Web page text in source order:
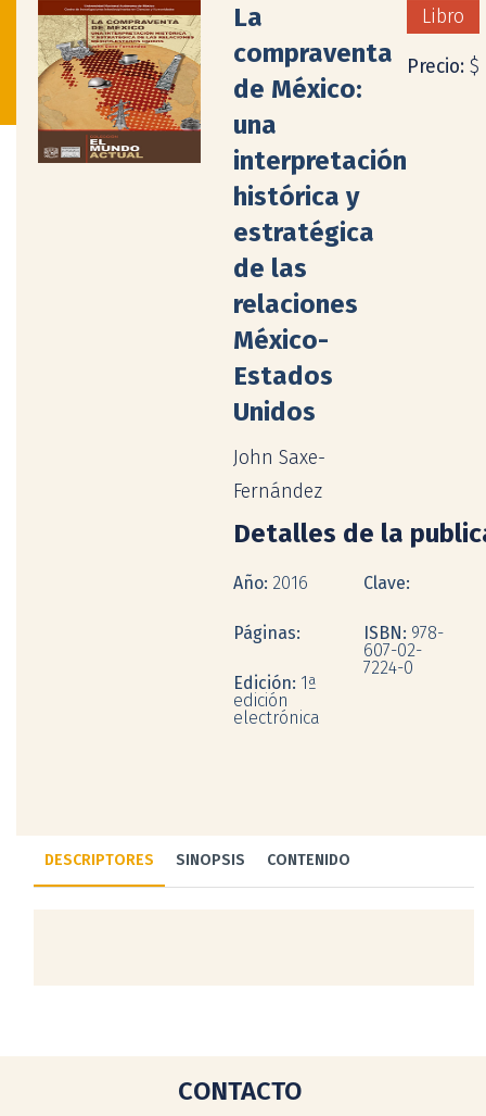
La
compraventa
de México:
una
interpretación
histórica y
estratégica
de las
relaciones
México-
Estados
Unidos
John Saxe-
Fernández
Libro
Precio: $
Detalles de la
Año: 2016
Páginas:
Edición: 1ª
edición
electrónica
Clave:
ISBN: 978-
607-02-
7224-0
DESCRIPTORES SINOPSIS CONTENIDO
CONTACTO